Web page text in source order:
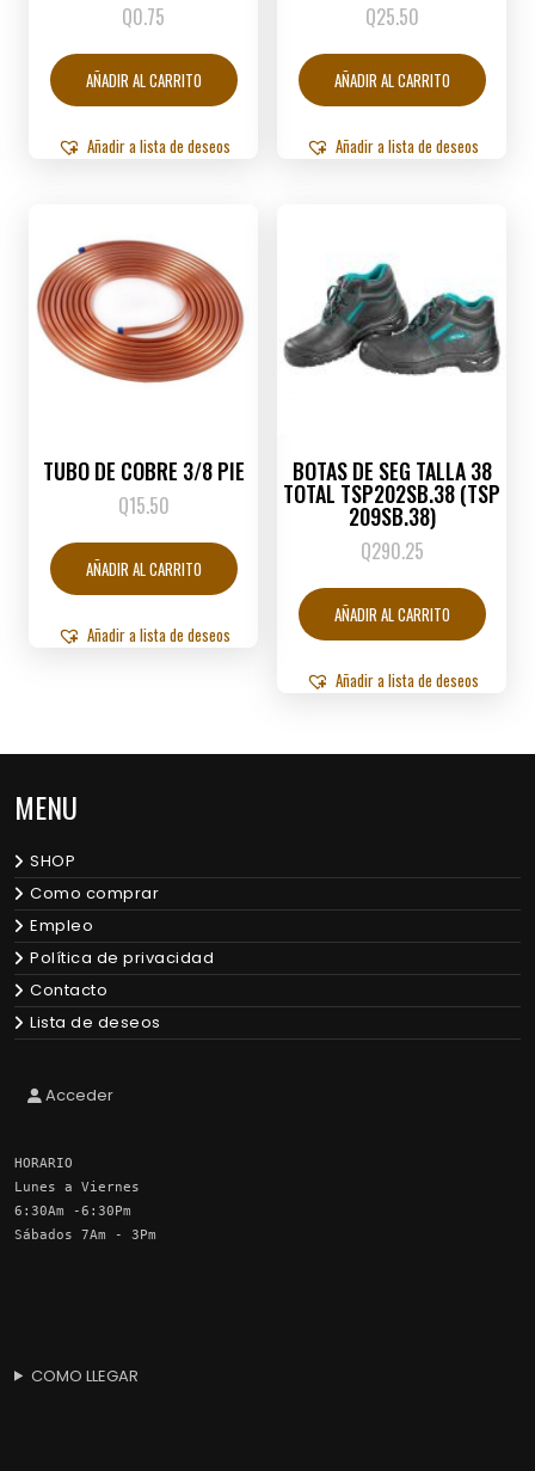
Q0.75
AÑADIR AL CARRITO
Añadir a lista de deseos
Q25.50
AÑADIR AL CARRITO
Añadir a lista de deseos
TUBO DE COBRE 3/8 PIE
Q15.50
AÑADIR AL CARRITO
Añadir a lista de deseos
BOTAS DE SEG TALLA 38
TOTAL TSP202SB.38 (TSP
209SB.38)
Q290.25
AÑADIR AL CARRITO
Añadir a lista de deseos
MENU
SHOP
Como comprar
Empleo
Política de privacidad
Contacto
Lista de deseos
Acceder
HORARIO
Lunes a Viernes
6:30Am -6:30Pm
Sábados 7Am - 3Pm
COMO LLEGAR